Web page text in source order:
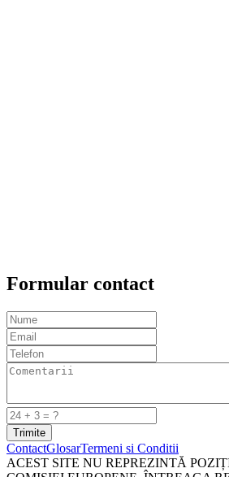
Formular contact
Trimite
ContactGlosarTermeni si Conditii
ACEST SITE NU REPREZINTĂ